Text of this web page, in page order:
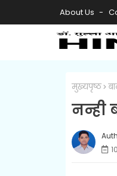
About Us
मुख्यपृष्ठ
नन्ही